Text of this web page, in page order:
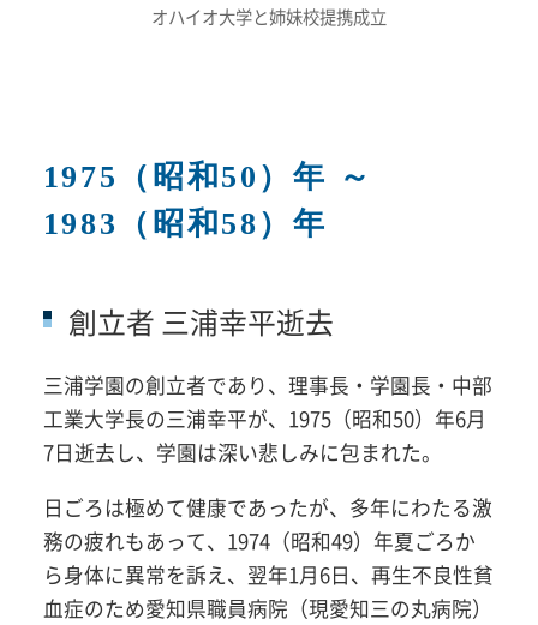
オハイオ大学と姉妹校提携成立
1975（昭和50）年 ～
1983（昭和58）年
創立者 三浦幸平逝去
三浦学園の創立者であり、理事長・学園長・中部
工業大学長の三浦幸平が、1975（昭和50）年6月
7日逝去し、学園は深い悲しみに包まれた。
日ごろは極めて健康であったが、多年にわたる激
務の疲れもあって、1974（昭和49）年夏ごろか
ら身体に異常を訴え、翌年1月6日、再生不良性貧
血症のため愛知県職員病院（現愛知三の丸病院）